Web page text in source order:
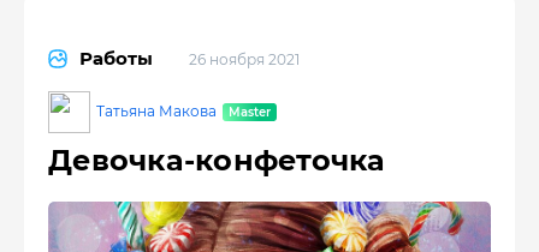
Работы 26 ноября 2021
Татьяна Макова
Девочка-конфеточка